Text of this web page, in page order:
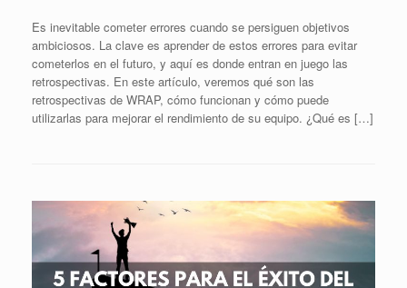
Es inevitable cometer errores cuando se persiguen objetivos
ambiciosos. La clave es aprender de estos errores para evitar
cometerlos en el futuro, y aquí es donde entran en juego las
retrospectivas. En este artículo, veremos qué son las
retrospectivas de WRAP, cómo funcionan y cómo puede
utilizarlas para mejorar el rendimiento de su equipo. ¿Qué es […]